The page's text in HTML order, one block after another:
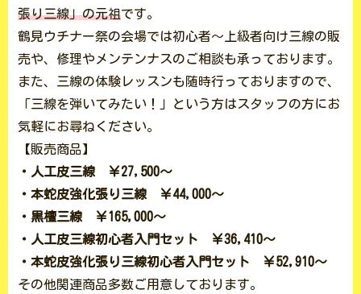
張り三線」の元祖です。
鶴見ウチナー祭の会場では初心者～上級者向け三線の販
売や、修理やメンテンナスのご相談も承っております。
また、三線の体験レッスンも随時行っておりますので、
「三線を弾いてみたい！」という方はスタッフの方にお
気軽にお尋ねください。
【販売商品】
・人工皮三線 ￥27,500〜
・本蛇皮強化張り三線 ￥44,000〜
・黒檀三線 ￥165,000〜
・人工皮三線初心者入門セット ￥36,410〜
・本蛇皮強化張り三線初心者入門セット ￥52,910〜
その他関連商品多数ご用意しております。